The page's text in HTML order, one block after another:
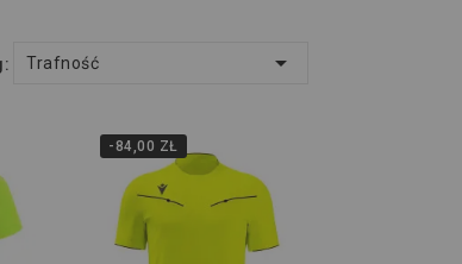
Trafność 
-84,00 ZŁ